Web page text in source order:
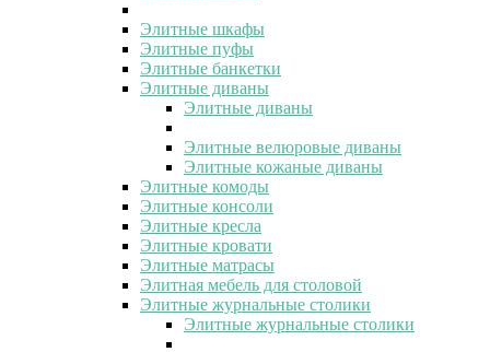
Элитные шкафы
Элитные пуфы
Элитные банкетки
Элитные диваны
Элитные диваны
Элитные велюровые диваны
Элитные кожаные диваны
Элитные комоды
Элитные консоли
Элитные кресла
Элитные кровати
Элитные матрасы
Элитная мебель для столовой
Элитные журнальные столики
Элитные журнальные столики